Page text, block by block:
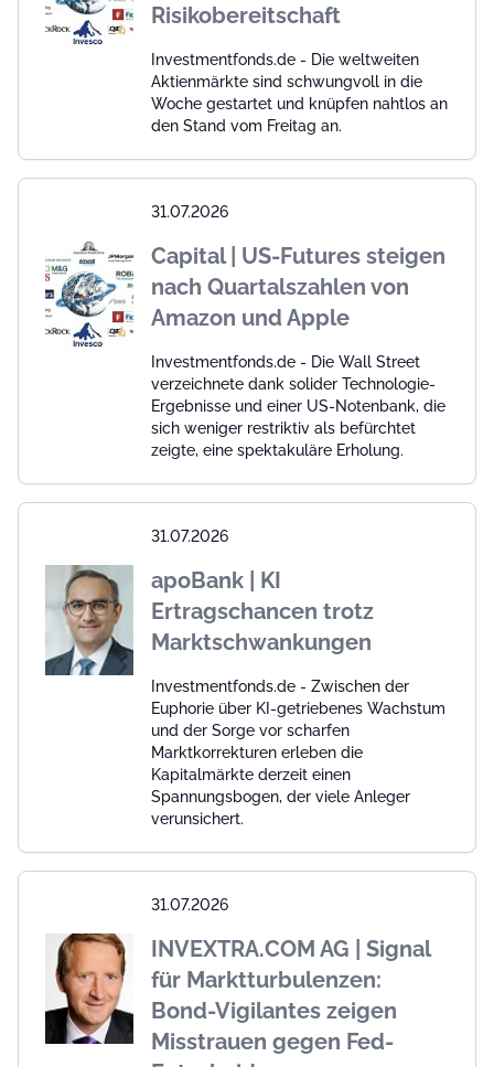
Risikobereitschaft
Investmentfonds.de - Die weltweiten
Aktienmärkte sind schwungvoll in die
Woche gestartet und knüpfen nahtlos an
den Stand vom Freitag an.
31.07.2026
Capital | US-Futures steigen
nach Quartalszahlen von
Amazon und Apple
Investmentfonds.de - Die Wall Street
verzeichnete dank solider Technologie-
Ergebnisse und einer US-Notenbank, die
sich weniger restriktiv als befürchtet
zeigte, eine spektakuläre Erholung.
31.07.2026
apoBank | KI
Ertragschancen trotz
Marktschwankungen
Investmentfonds.de - Zwischen der
Euphorie über KI-getriebenes Wachstum
und der Sorge vor scharfen
Marktkorrekturen erleben die
Kapitalmärkte derzeit einen
Spannungsbogen, der viele Anleger
verunsichert.
31.07.2026
INVEXTRA.COM AG | Signal
für Marktturbulenzen:
Bond-Vigilantes zeigen
Misstrauen gegen Fed-